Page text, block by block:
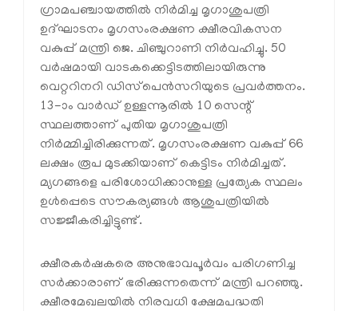
ഗ്രാമപഞ്ചായത്തിൽ നിർമിച്ച മൃഗാശുപത്രി
ഉദ്ഘാടനം മൃഗസംരക്ഷണ ക്ഷീരവികസന
വകുപ്പ് മന്ത്രി ജെ. ചിഞ്ചുറാണി നിർവഹിച്ചു. 50
വർഷമായി വാടകക്കെട്ടിടത്തിലായിരുന്നു
വെറ്ററിനറി ഡിസ്‌പെൻസറിയുടെ പ്രവർത്തനം.
13-ാം വാർഡ് ഉള്ളന്നൂരിൽ 10 സെന്റ്
സ്ഥലത്താണ് പുതിയ മൃഗാശുപത്രി
നിർമ്മിച്ചിരിക്കുന്നത്. മൃഗസംരക്ഷണ വകുപ്പ് 66
ലക്ഷം രൂപ മുടക്കിയാണ് കെട്ടിടം നിർമിച്ചത്.
മ്യഗങ്ങളെ പരിശോധിക്കാനുള്ള പ്രത്യേക സ്ഥലം
ഉൾപ്പെടെ സൗകര്യങ്ങൾ ആശുപത്രിയിൽ
സജ്ജീകരിച്ചിട്ടുണ്ട്.
ക്ഷീരകർഷകരെ അനുഭാവപൂർവം പരിഗണിച്ച
സർക്കാരാണ് ഭരിക്കുന്നതെന്ന് മന്ത്രി പറഞ്ഞു.
ക്ഷീരമേഖലയിൽ നിരവധി ക്ഷേമപദ്ധതി